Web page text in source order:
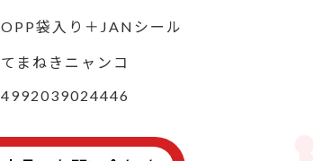
OPP袋入り＋JANシール
てまねきニャンコ
4992039024446